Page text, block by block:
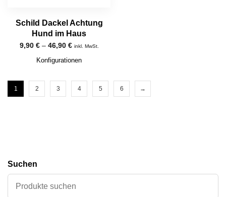
Schild Dackel Achtung
Hund im Haus
9,90 €– 46,90 € inkl. MwSt.
Konfigurationen
1 2 3 4 5 6 →
Suchen